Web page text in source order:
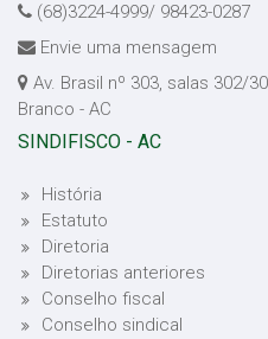
(68)3224-4999/ 98423-0287
Envie uma mensagem
Av. Brasil nº 303, salas 302/
Branco - AC
SINDIFISCO - AC
História
Estatuto
Diretoria
Diretorias anteriores
Conselho fiscal
Conselho sindical